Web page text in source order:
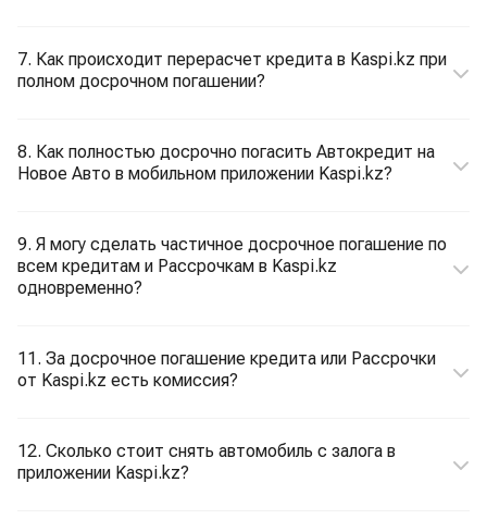
7. Как происходит перерасчет кредита в Kaspi.kz при
полном досрочном погашении?
8. Как полностью досрочно погасить Автокредит на
Новое Авто в мобильном приложении Kaspi.kz?
9. Я могу сделать частичное досрочное погашение по
всем кредитам и Рассрочкам в Kaspi.kz
одновременно?
11. За досрочное погашение кредита или Рассрочки
от Kaspi.kz есть комиссия?
12. Сколько стоит снять автомобиль с залога в
приложении Kaspi.kz?